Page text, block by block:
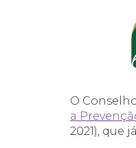
O
a
2021), que